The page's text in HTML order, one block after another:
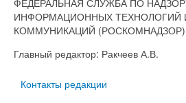
ИНФОРМАЦИОННЫХ ТЕХНОЛОГИЙ
КОММУНИКАЦИЙ (РОСКОМНАДЗОР)
Главный редактор: Ракчеев А.В.
Контакты редакции